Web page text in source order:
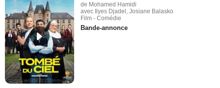
de Mohamed Hamidi
avec Ilyes Djadel, Josiane Balasko
Film - Comédie
Bande-annonce